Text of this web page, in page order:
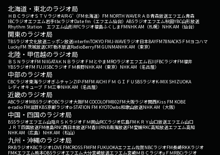
北海道・東北のラジオ局
ＨＢＣラジオＳＴＶラジオAIR-G'（FM北海道） FM NORTH WAVEＲＡＢ青森放送エフエム青森
IBCラジオエフエム岩手tbcラジオDate fm（エフエム仙台） ABSラジオエフエム秋田YBC山形放送
Rhythm Station エフエム山形RFCラジオ福島ふくしまFMNHK AM（札幌） NHK AM（仙台）
関東のラジオ局
TBSラジオ文化放送ニッポン放送interfmTOKYO FMJ-WAVEラジオ日本BAYFM78NACK5 ＦＭヨコハマ
LuckyFM 茨城放送CRT栃木放送RadioBerryFM GUNMANHK AM（東京）
北陸・甲信越のラジオ局
ＢＳＮラジオFM NIIGATAＫＮＢラジオ ＦＭとやまMROラジオエフエム石川FBCラジオFM福井
YBSラジオFM FUJISBCラジオ ＦＭ長野NHK AM（東京） NHK AM（名古屋）
中部のラジオ局
CBCラジオ東海ラジオぎふチャンZIP-FMFM AICHI ＦＭ ＧＩＦＵ SBSラジオK-MIX SHIZUOKA
レディオキューブ ＦＭ三重NHK AM（名古屋）
近畿のラジオ局
ABCラジオMBSラジオOBCラジオ大阪FM COCOLOFM802FM大阪ラジオ関西Kiss FM KOBE
e-radio FM滋賀KBS京都ラジオα-STATION FM KYOTOwbs和歌山放送NHK AM（大阪）
中国・四国のラジオ局
BSSラジオエフエム山陰ＲＳＫラジオ ＦＭ岡山RCCラジオ広島FM ＫＲＹ山口放送エフエム山口
ＪＲＴ四国放送FM徳島RNC西日本放送FM香川RNB南海放送FM愛媛RKC高知放送エフエム高知
NHK AM（広島） NHK AM（松山）
九州・沖縄のラジオ局
RKBラジオKBCラジオLOVE FMCROSS FMFM FUKUOKAエフエム佐賀NBCラジオFM長崎RKKラジオ
FMKエフエム熊本OBSラジオエフエム大分宮崎放送エフエム宮崎ＭＢＣラジオμＦＭRBCiラジオ